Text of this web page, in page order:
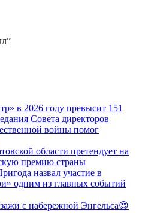
в 2026 году превысит 151
Совета директоров
войны помог
области претендует на
премию страны
назвал участие в
одним из главных событий
с набережной Энгельса😍